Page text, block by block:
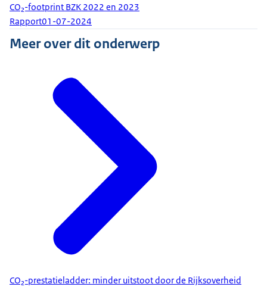
CO₂-footprint BZK 2022 en 2023
Rapport01-07-2024
Meer over dit onderwerp
CO₂-prestatieladder: minder uitstoot door de Rijksoverheid